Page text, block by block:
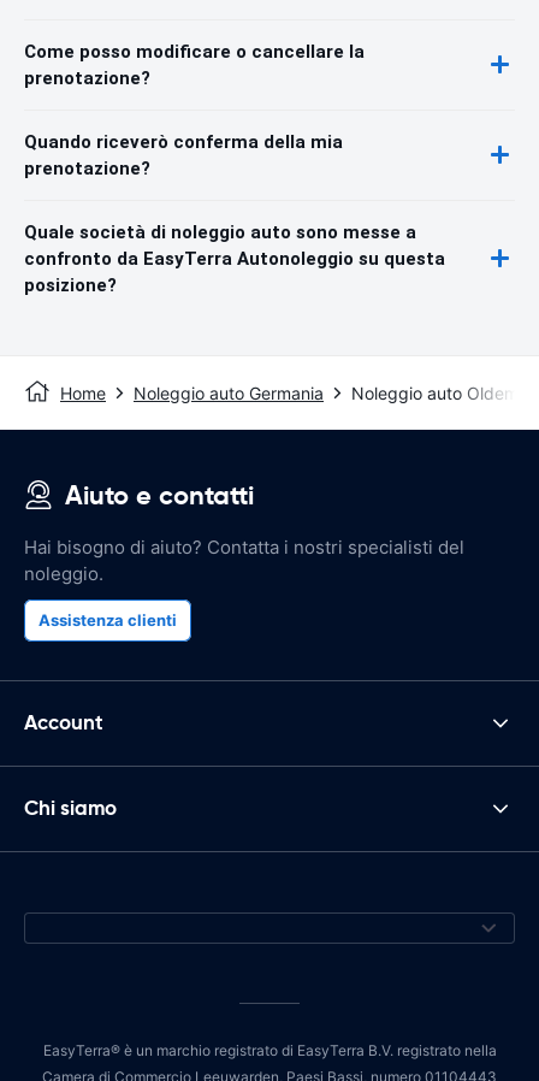
Come posso modificare o cancellare la
prenotazione?
Quando riceverò conferma della mia
prenotazione?
Quale società di noleggio auto sono messe a
confronto da EasyTerra Autonoleggio su questa
posizione?
Home Noleggio auto Germania Noleggio auto
Aiuto e contatti
Hai bisogno di aiuto? Contatta i nostri specialisti del
noleggio.
Assistenza clienti
Account
Chi siamo
EasyTerra® è un marchio registrato di EasyTerra B.V. registrato nella
Camera di Commercio Leeuwarden, Paesi Bassi, numero 01104443